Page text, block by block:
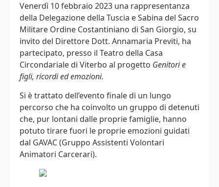
Venerdì 10 febbraio 2023 una rappresentanza
della Delegazione della Tuscia e Sabina del Sacro
Militare Ordine Costantiniano di San Giorgio, su
invito del Direttore Dott. Annamaria Previti, ha
partecipato, presso il Teatro della Casa
Circondariale di Viterbo al progetto Genitori e
figli, ricordi ed emozioni.
Si è trattato dell’evento finale di un lungo
percorso che ha coinvolto un gruppo di detenuti
che, pur lontani dalle proprie famiglie, hanno
potuto tirare fuori le proprie emozioni guidati
dal GAVAC (Gruppo Assistenti Volontari
Animatori Carcerari).